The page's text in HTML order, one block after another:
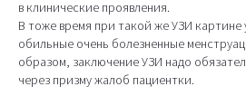
в клинические проявления.
В тоже время при такой же УЗИ
обильные очень болезненные
образом, заключение УЗИ надо
через призму жалоб пациентки.